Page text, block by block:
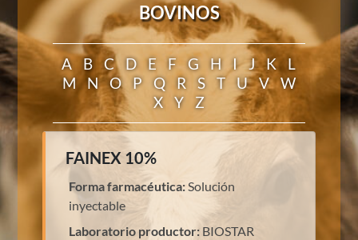
BOVINOS
A B C D E F G H I J K
L
M
N O P Q R S T U V
W
X
Y Z
FAINEX 10%
Forma farmacéutica: Solución
inyectable
Laboratorio productor: BIOSTAR